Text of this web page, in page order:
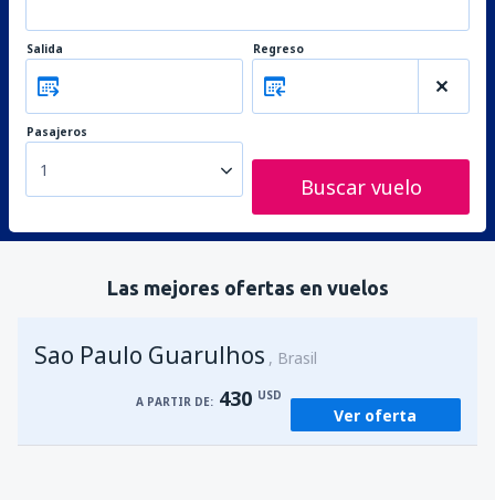
Salida Regreso
Pasajeros
1
Buscar vuelo
Las mejores ofertas en vuelos
Sao Paulo Guarulhos Brasil
A PARTIR DE: 430 USD
Ver oferta